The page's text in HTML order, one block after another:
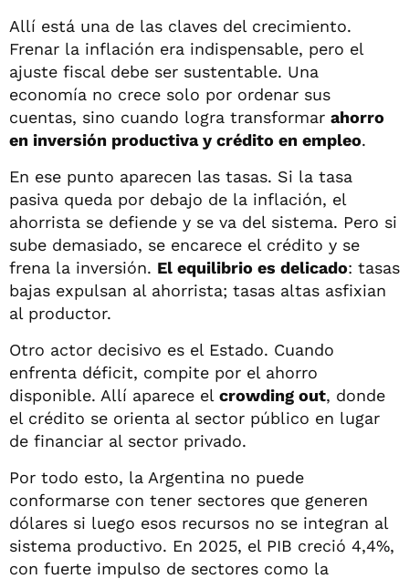
Allí está una de las claves del crecimiento.
Frenar la inflación era indispensable, pero el
ajuste fiscal debe ser sustentable. Una
economía no crece solo por ordenar sus
cuentas, sino cuando logra transformar ahorro
en inversión productiva y crédito en empleo.
En ese punto aparecen las tasas. Si la tasa
pasiva queda por debajo de la inflación, el
ahorrista se defiende y se va del sistema. Pero si
sube demasiado, se encarece el crédito y se
frena la inversión. El equilibrio es delicado: tasas
bajas expulsan al ahorrista; tasas altas asfixian
al productor.
Otro actor decisivo es el Estado. Cuando
enfrenta déficit, compite por el ahorro
disponible. Allí aparece el crowding out, donde
el crédito se orienta al sector público en lugar
de financiar al sector privado.
Por todo esto, la Argentina no puede
conformarse con tener sectores que generen
dólares si luego esos recursos no se integran al
sistema productivo. En 2025, el PIB creció 4,4%,
con fuerte impulso de sectores como la